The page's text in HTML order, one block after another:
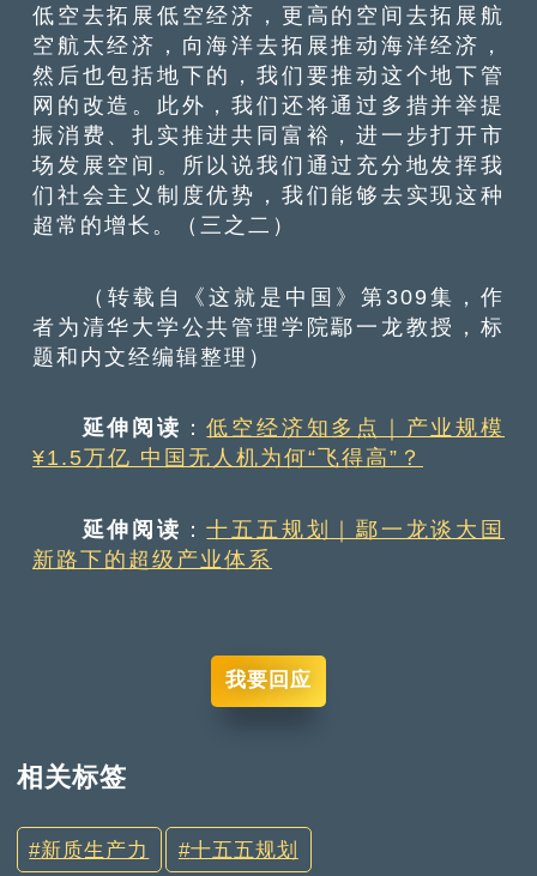
低空去拓展低空经济，更高的空间去拓展航
空航太经济，向海洋去拓展推动海洋经济，
然后也包括地下的，我们要推动这个地下管
网的改造。此外，我们还将通过多措并举提
振消费、扎实推进共同富裕，进一步打开市
场发展空间。所以说我们通过充分地发挥我
们社会主义制度优势，我们能够去实现这种
超常的增长。（三之二）
（转载自《这就是中国》第309集，作
者为清华大学公共管理学院鄢一龙教授，标
题和内文经编辑整理）
延伸阅读 ：低空经济知多点｜产业规模
¥1.5万亿 中国无人机为何“飞得高”？
延伸阅读 ：十五五规划｜鄢一龙谈大国
新路下的超级产业体系
我要回应
相关标签
新质生产力 十五五规划